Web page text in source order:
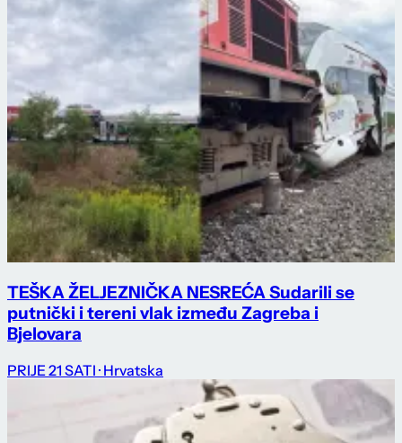
TEŠKA ŽELJEZNIČKA NESREĆA Sudarili se
putnički i tereni vlak između Zagreba i
Bjelovara
PRIJE 21 SATI · Hrvatska